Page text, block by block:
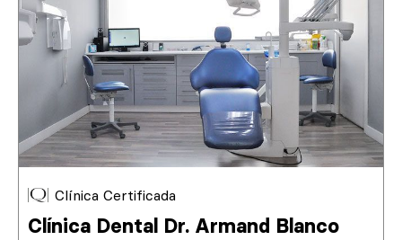
Clínica Certificada
Clínica Dental Dr. Armand Blanco